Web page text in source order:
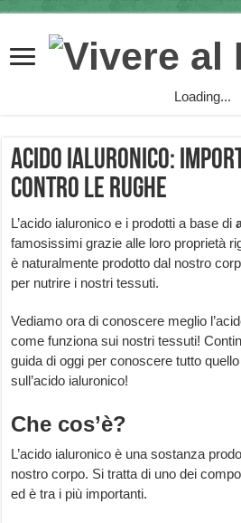
Loading...
Acido ialuronico:
contro le rughe
L’acido ialuronico e i prodotti a base di
famosissimi grazie alle loro proprietà
è naturalmente prodotto dal nostro
per nutrire i nostri tessuti.
Vediamo ora di conoscere meglio
come funziona sui nostri tessuti!
guida di oggi per conoscere tutto
sull’acido ialuronico!
Che cos’è?
L’acido ialuronico è una sostanza
nostro corpo. Si tratta di uno dei
ed è tra i più importanti.